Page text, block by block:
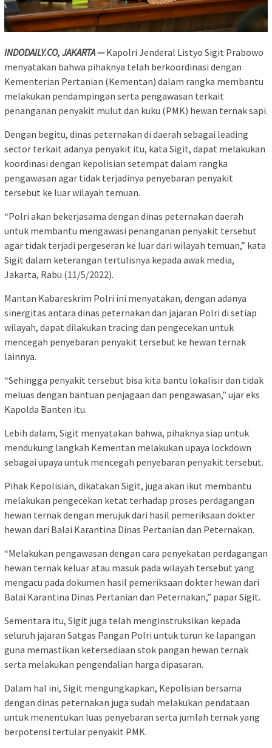
INDODAILY.CO, JAKARTA — Kapolri Jenderal Listyo Sigit Prabowo
menyatakan bahwa pihaknya telah berkoordinasi dengan
Kementerian Pertanian (Kementan) dalam rangka membantu
melakukan pendampingan serta pengawasan terkait
penanganan penyakit mulut dan kuku (PMK) hewan ternak sapi.
Dengan begitu, dinas peternakan di daerah sebagai leading
sector terkait adanya penyakit itu, kata Sigit, dapat melakukan
koordinasi dengan kepolisian setempat dalam rangka
pengawasan agar tidak terjadinya penyebaran penyakit
tersebut ke luar wilayah temuan.
“Polri akan bekerjasama dengan dinas peternakan daerah
untuk membantu mengawasi penanganan penyakit tersebut
agar tidak terjadi pergeseran ke luar dari wilayah temuan,” kata
Sigit dalam keterangan tertulisnya kepada awak media,
Jakarta, Rabu (11/5/2022).
Mantan Kabareskrim Polri ini menyatakan, dengan adanya
sinergitas antara dinas peternakan dan jajaran Polri di setiap
wilayah, dapat dilakukan tracing dan pengecekan untuk
mencegah penyebaran penyakit tersebut ke hewan ternak
lainnya.
“Sehingga penyakit tersebut bisa kita bantu lokalisir dan tidak
meluas dengan bantuan penjagaan dan pengawasan,” ujar eks
Kapolda Banten itu.
Lebih dalam, Sigit menyatakan bahwa, pihaknya siap untuk
mendukung langkah Kementan melakukan upaya lockdown
sebagai upaya untuk mencegah penyebaran penyakit tersebut.
Pihak Kepolisian, dikatakan Sigit, juga akan ikut membantu
melakukan pengecekan ketat terhadap proses perdagangan
hewan ternak dengan merujuk dari hasil pemeriksaan dokter
hewan dari Balai Karantina Dinas Pertanian dan Peternakan.
“Melakukan pengawasan dengan cara penyekatan perdagangan
hewan ternak keluar atau masuk pada wilayah tersebut yang
mengacu pada dokumen hasil pemeriksaan dokter hewan dari
Balai Karantina Dinas Pertanian dan Peternakan,” papar Sigit.
Sementara itu, Sigit juga telah menginstruksikan kepada
seluruh jajaran Satgas Pangan Polri untuk turun ke lapangan
guna memastikan ketersediaan stok pangan hewan ternak
serta melakukan pengendalian harga dipasaran.
Dalam hal ini, Sigit mengungkapkan, Kepolisian bersama
dengan dinas peternakan juga sudah melakukan pendataan
untuk menentukan luas penyebaran serta jumlah ternak yang
berpotensi tertular penyakit PMK.